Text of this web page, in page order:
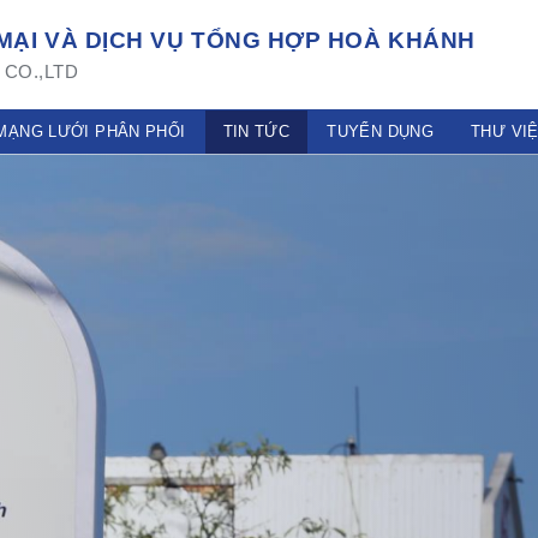
VÀ DỊCH VỤ TỔNG HỢP HOÀ KHÁNH
LƯỚI PHÂN PHỐI TIN TỨC TUYỂN DỤNG THƯ